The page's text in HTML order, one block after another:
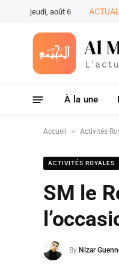
jeudi, août 6
À la une
Accueil » Activités
ACTIVITÉS ROYALES
SM le
By Nizar